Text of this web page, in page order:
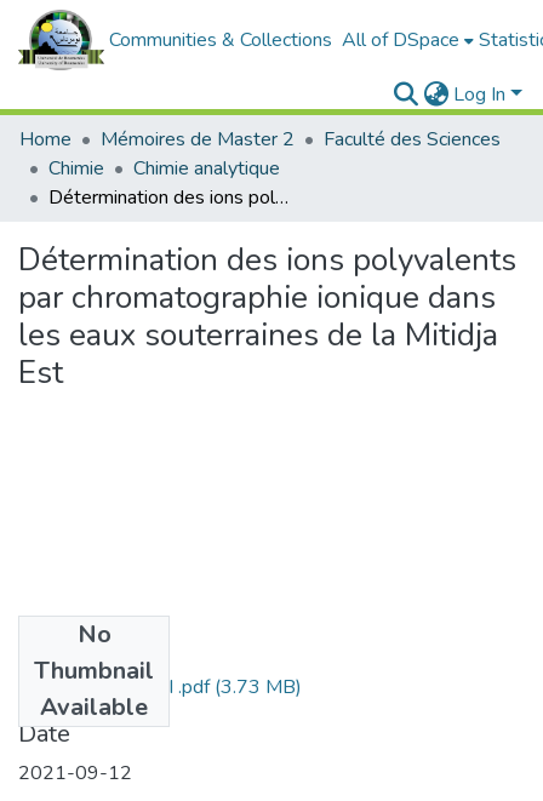
Communities & Collections All of DSpace
Log In
Home
Mémoires de Master 2
Faculté des Sciences
Chimie
Chimie analytique
Détermination des ions polyvalents par chromatographie ionique dans les eaux souterraines de la Mitidja Est
Détermination des ions polyvalents
par chromatographie ionique dans
les eaux souterraines de la Mitidja
Est
No
Thumbnail
Available
mémoire ZOUBIRI .pdf(3.73 MB)
Date
2021-09-12